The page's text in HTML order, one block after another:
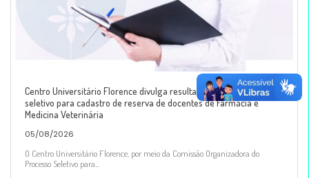
Centro Universitário Florence divulga resultado final de processo
seletivo para cadastro de reserva de docentes de Farmácia e
Medicina Veterinária
05/08/2026
O Centro Universitário Florence, por meio da Comissão Organizadora do
Processo Seletivo para...